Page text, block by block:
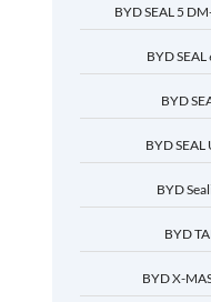
BYD SEAL 5
BYD
BYD
BYD SEAL
BYD
BYD
BYD X-